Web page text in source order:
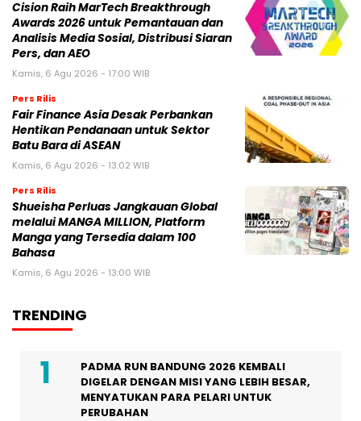
Cision Raih MarTech Breakthrough
Awards 2026 untuk Pemantauan dan
Analisis Media Sosial, Distribusi Siaran
Pers, dan AEO
Kamis, 6 Agu 2026 - 17:00 WIB
Pers Rilis
Fair Finance Asia Desak Perbankan
Hentikan Pendanaan untuk Sektor
Batu Bara di ASEAN
Kamis, 6 Agu 2026 - 13:02 WIB
Pers Rilis
Shueisha Perluas Jangkauan Global
melalui MANGA MILLION, Platform
Manga yang Tersedia dalam 100
Bahasa
Kamis, 6 Agu 2026 - 13:00 WIB
TRENDING
PADMA RUN BANDUNG 2026 KEMBALI
DIGELAR DENGAN MISI YANG LEBIH BESAR,
MENYATUKAN PARA PELARI UNTUK
PERUBAHAN